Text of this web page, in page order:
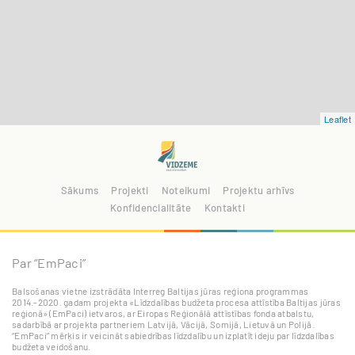
Leaflet
Sākums Projekti Noteikumi
Projektu arhīvs
Konfidencialitāte
Kontakti
Par “EmPaci”
Balsošanas vietne izstrādāta Interreg Baltijas jūras reģiona programmas
2014.-2020. gadam projekta «Līdzdalības budžeta procesa attīstība Baltijas jūras
reģionā» (EmPaci) ietvaros, ar Eiropas Reģionālā attīstības fonda atbalstu,
sadarbībā ar projekta partneriem Latvijā, Vācijā, Somijā, Lietuvā un Polijā.
“EmPaci” mērķis ir veicināt sabiedrības līdzdalību un izplatīt ideju par līdzdalības
budžeta veidošanu.